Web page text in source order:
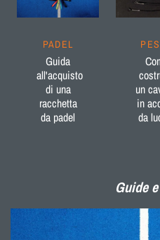
PADEL
Guida
all'acquisto
di una
racchetta
da padel
un
in
da
Guide